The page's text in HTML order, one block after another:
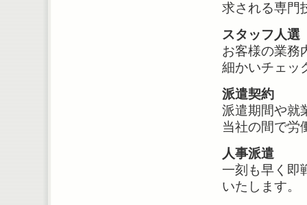
求される専門
スタッフ人選
お客様の業務
細かいチェッ
派遣契約
派遣期間や就
当社の間で労
人事派遣
一刻も早く即
いたします。